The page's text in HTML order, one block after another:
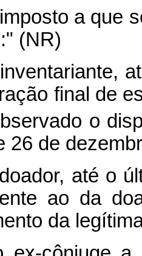
a que
(NR)
final de
o
26 de
até o
ao da
da